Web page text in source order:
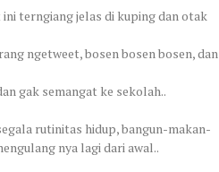
terngiang jelas di kuping dan otak
ngetweet, bosen bosen bosen, dan
gak semangat ke sekolah..
rutinitas hidup, bangun-makan-
nya lagi dari awal..